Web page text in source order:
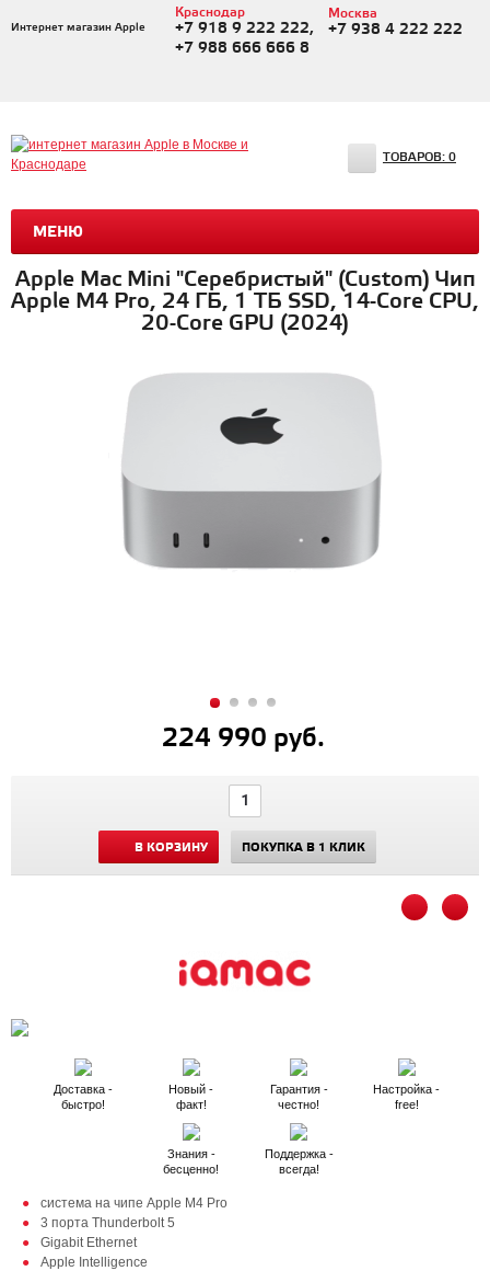
Интернет магазин Apple
Краснодар
+7 918 9 222 222,
+7 988 666 666 8
Москва
+7 938 4 222 222
МЕНЮ
ТОВАРОВ: 0
Apple Mac Mini "Серебристый" (Custom) Чип
Apple M4 Pro, 24 ГБ, 1 ТБ SSD, 14-Core CPU,
20-Core GPU (2024)
224 990 руб.
В КОРЗИНУ ПОКУПКА В 1 КЛИК
Доставка -
быстро!
Новый -
факт!
Гарантия -
честно!
Настройка -
free!
Знания -
бесценно!
Поддержка -
всегда!
система на чипе Apple M4 Pro
3 порта Thunderbolt 5
Gigabit Ethernet
Apple Intelligence